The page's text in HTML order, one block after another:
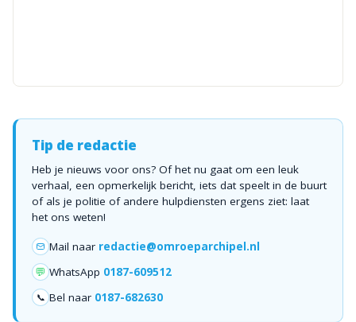
Tip de redactie
Heb je nieuws voor ons? Of het nu gaat om een leuk
verhaal, een opmerkelijk bericht, iets dat speelt in de buurt
of als je politie of andere hulpdiensten ergens ziet: laat
het ons weten!
Mail naar redactie@omroeparchipel.nl
💬 WhatsApp 0187-609512
📞 Bel naar 0187-682630